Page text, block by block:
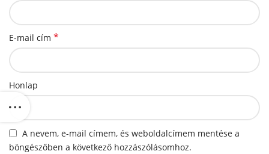
E-mail cím *
Honlap
A nevem, e-mail címem, és weboldalcímem mentése a
böngészőben a következő hozzászólásomhoz.